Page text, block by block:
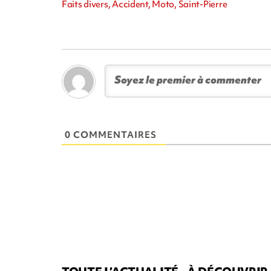
Faits divers, Accident, Moto, Saint-Pierre
0 COMMENTAIRES